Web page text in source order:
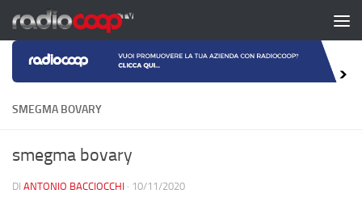
Salta al contenuto
SMEGMA BOVARY
smegma bovary
DI ANTONIO BACCIOCCHI · 10/11/2020